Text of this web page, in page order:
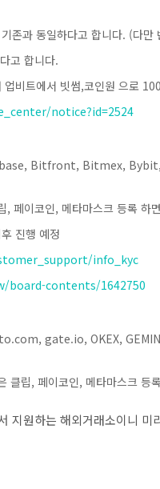
존과 동일하다고 합니다. (다만
고 합니다.
비트에서 빗썸,코인원 으로
notice?id=2524
Bitfront, Bitmex,
, 페이코인, 메타마스크 등록 하
진행 예정
info_kyc
contents/1642750
gate.io, OKEX,
클립, 페이코인, 메타마스크 등
지원하는 해외거래소이니 미